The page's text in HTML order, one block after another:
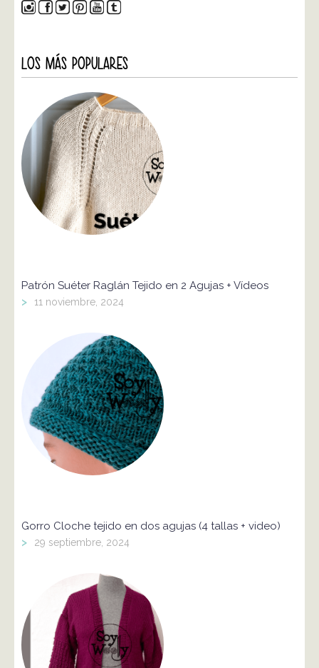
LOS MÁS POPULARES
Patrón Suéter Raglán Tejido en 2 Agujas + Vídeos
> 11 noviembre, 2024
Gorro Cloche tejido en dos agujas (4 tallas + video)
> 29 septiembre, 2024